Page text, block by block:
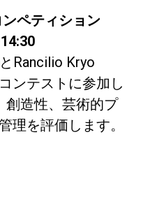
ペティション
Rancilio Kryo
ンテストに参加し
創造性、芸術的プ
理を評価します。